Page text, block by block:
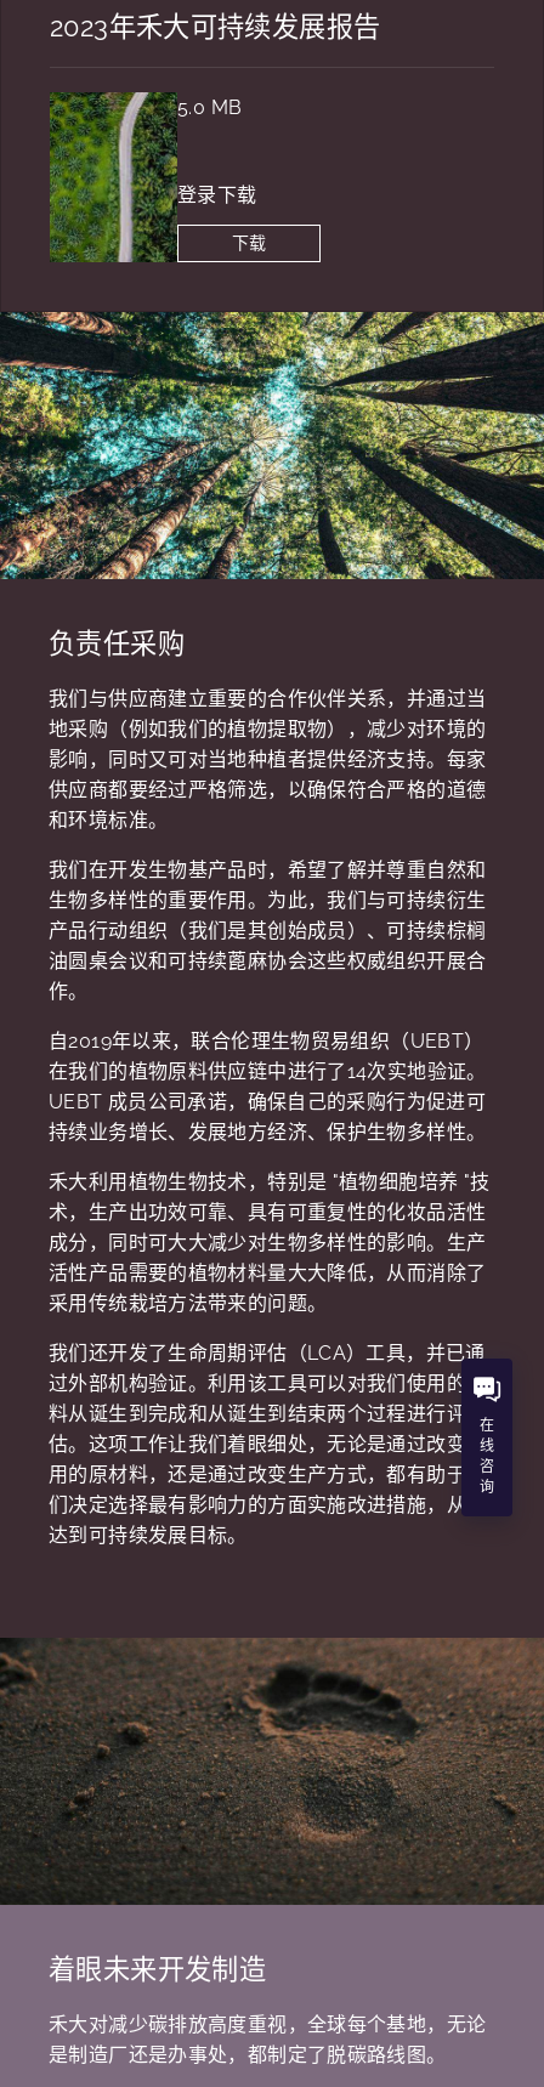
2023年禾大可持续发展报告
5.0 MB
登录下载
下载
负责任采购
我们与供应商建立重要的合作伙伴关系，并通过当
地采购（例如我们的植物提取物），减少对环境的
影响，同时又可对当地种植者提供经济支持。每家
供应商都要经过严格筛选，以确保符合严格的道德
和环境标准。
我们在开发生物基产品时，希望了解并尊重自然和
生物多样性的重要作用。为此，我们与可持续衍生
产品行动组织（我们是其创始成员）、可持续棕榈
油圆桌会议和可持续蓖麻协会这些权威组织开展合
作。
自2019年以来，联合伦理生物贸易组织（UEBT）
在我们的植物原料供应链中进行了14次实地验证。
UEBT 成员公司承诺，确保自己的采购行为促进可
持续业务增长、发展地方经济、保护生物多样性。
禾大利用植物生物技术，特别是 "植物细胞培养 "技
术，生产出功效可靠、具有可重复性的化妆品活性
成分，同时可大大减少对生物多样性的影响。生产
活性产品需要的植物材料量大大降低，从而消除了
采用传统栽培方法带来的问题。
我们还开发了生命周期评估（LCA）工具，并已通
过外部机构验证。利用该工具可以对我们使用的原
料从诞生到完成和从诞生到结束两个过程进行评
估。这项工作让我们着眼细处，无论是通过改变使
用的原材料，还是通过改变生产方式，都有助于我
们决定选择最有影响力的方面实施改进措施，从而
达到可持续发展目标。
着眼未来开发制造
禾大对减少碳排放高度重视，全球每个基地，无论
是制造厂还是办事处，都制定了脱碳路线图。
在
线
咨
询